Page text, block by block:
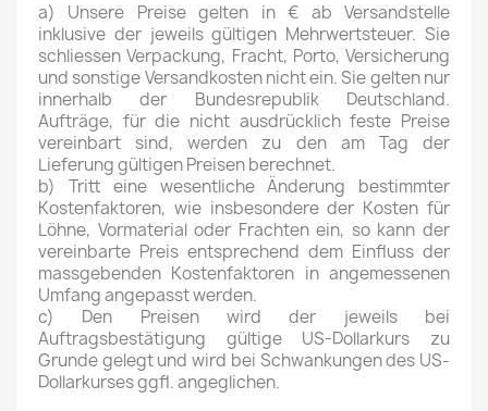
a) Unsere Preise gelten in € ab Versandstelle
inklusive der jeweils gültigen Mehrwertsteuer. Sie
schliessen Verpackung, Fracht, Porto, Versicherung
und sonstige Versandkosten nicht ein. Sie gelten nur
innerhalb der Bundesrepublik Deutschland.
Aufträge, für die nicht ausdrücklich feste Preise
vereinbart sind, werden zu den am Tag der
Lieferung gültigen Preisen berechnet.
b) Tritt eine wesentliche Änderung bestimmter
Kostenfaktoren, wie insbesondere der Kosten für
Löhne, Vormaterial oder Frachten ein, so kann der
vereinbarte Preis entsprechend dem Einfluss der
massgebenden Kostenfaktoren in angemessenen
Umfang angepasst werden.
c) Den Preisen wird der jeweils bei
Auftragsbestätigung gültige US-Dollarkurs zu
Grunde gelegt und wird bei Schwankungen des US-
Dollarkurses ggfl. angeglichen.